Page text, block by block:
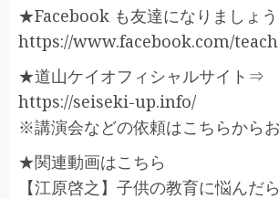
★Facebook も友達になりましょ
https://www.facebook.com/
★道山ケイオフィシャルサイト⇒
https://seiseki-up.info/
※講演会などの依頼はこちらからお
★関連動画はこちら
【江原啓之】子供の教育に悩んだ